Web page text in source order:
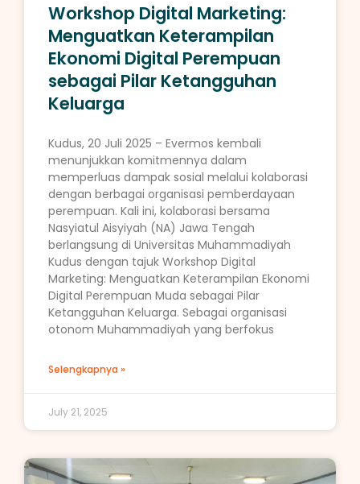
Workshop Digital Marketing:
Menguatkan Keterampilan
Ekonomi Digital Perempuan
sebagai Pilar Ketangguhan
Keluarga
Kudus, 20 Juli 2025 – Evermos kembali
menunjukkan komitmennya dalam
memperluas dampak sosial melalui kolaborasi
dengan berbagai organisasi pemberdayaan
perempuan. Kali ini, kolaborasi bersama
Nasyiatul Aisyiyah (NA) Jawa Tengah
berlangsung di Universitas Muhammadiyah
Kudus dengan tajuk Workshop Digital
Marketing: Menguatkan Keterampilan Ekonomi
Digital Perempuan Muda sebagai Pilar
Ketangguhan Keluarga. Sebagai organisasi
otonom Muhammadiyah yang berfokus
Selengkapnya »
July 21, 2025